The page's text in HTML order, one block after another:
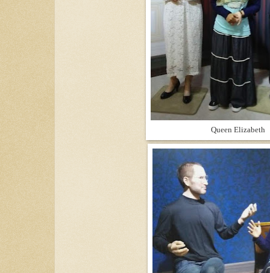
Queen Elizabeth